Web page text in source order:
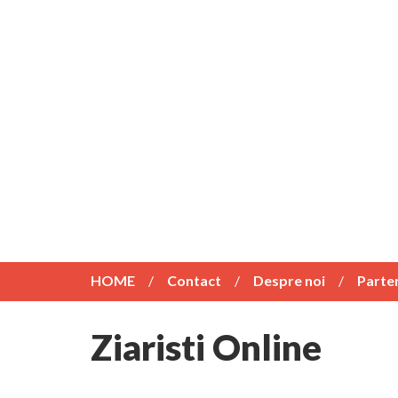
HOME Contact Despre noi
Ziaristi Online